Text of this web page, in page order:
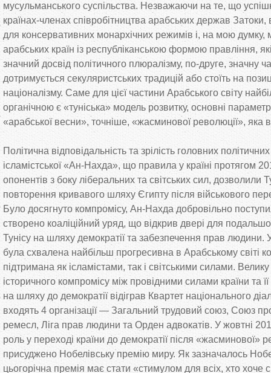
мусульманського суспільства. Незважаючи на те, що
країнах-членах співробітництва арабських держав
для консервативних монархічних режимів і, на мою думку,
арабських країн із республіканською формою правління,
значний досвід політичного плюралізму, по-друге, значну
дотримується секуляристських традицій або стоїть на
націоналізму. Саме для цієї частини Арабського світу
органічною є «туніська» модель розвитку, основні
«арабської весни», точніше, «жасминової революції», яка
Політична відповідальність та зрілість головних
ісламістської «Ан-Нахда», що правила у країні протягом
опонентів з боку ліберальних та світських сил, дозволили
повторення кривавого шляху Єгипту після військового
Було досягнуто компромісу, Ан-Нахда добровільно
створено коаліційний уряд, що відкрив двері для
Тунісу на шляху демократії та забезпечення прав людини.
була схвалена найбільш прогресивна в Арабському світі
підтримана як ісламістами, так і світськими силами.
історичного компромісу між провідними силами країни та
на шляху до демократії відіграв Квартет національного
входять 4 організації — Загальний трудовий союз, Союз
ремесл, Ліга прав людини та Орден адвокатів. У жовтні
роль у переході країни до демократії після «жасминової»
присуджено Нобелівську премію миру. Як зазначалось
цьогорічна премія має стати «стимулом для всіх, хто хоче